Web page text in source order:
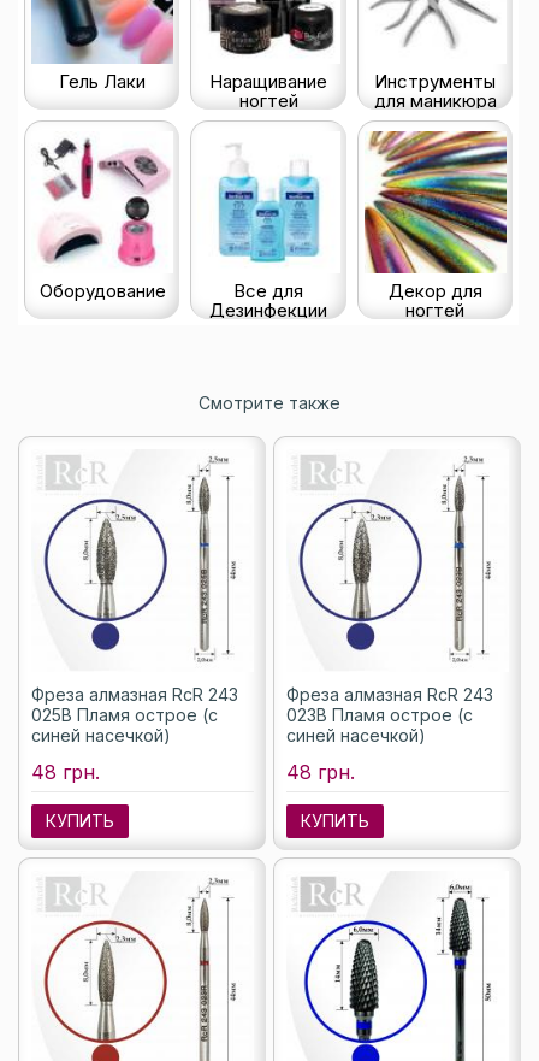
Гель Лаки
Наращивание
ногтей
Инструменты
для маникюра
Оборудование
Все для
Дезинфекции
Декор для
ногтей
Смотрите также
Фреза алмазная RcR 243
025B Пламя острое (с
синей насечкой)
48 грн.
КУПИТЬ
Фреза алмазная RcR 243
023B Пламя острое (с
синей насечкой)
48 грн.
КУПИТЬ